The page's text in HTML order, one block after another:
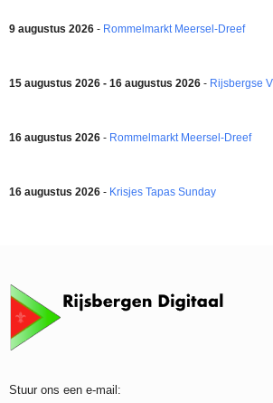
9 augustus 2026 - Rommelmarkt Meersel-Dreef
15 augustus 2026 - 16 augustus 2026 - Rijsbergse
16 augustus 2026 - Rommelmarkt Meersel-Dreef
16 augustus 2026 - Krisjes Tapas Sunday
Stuur ons een e-mail: